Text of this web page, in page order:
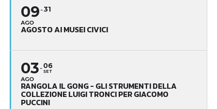
09
AGO
31
AGOSTO AI MUSEI CIVICI
03
AGO
06
SET
RANGOLA IL GONG - GLI STRUMENTI DELLA
COLLEZIONE LUIGI TRONCI PER GIACOMO
PUCCINI